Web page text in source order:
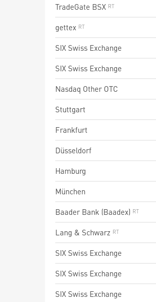
TradeGate BSX
gettex
SIX Swiss Exchange
SIX Swiss Exchange
Nasdaq Other OTC
Stuttgart
Frankfurt
Düsseldorf
Hamburg
München
Baader Bank (Baadex)
Lang & Schwarz
SIX Swiss Exchange
SIX Swiss Exchange
SIX Swiss Exchange